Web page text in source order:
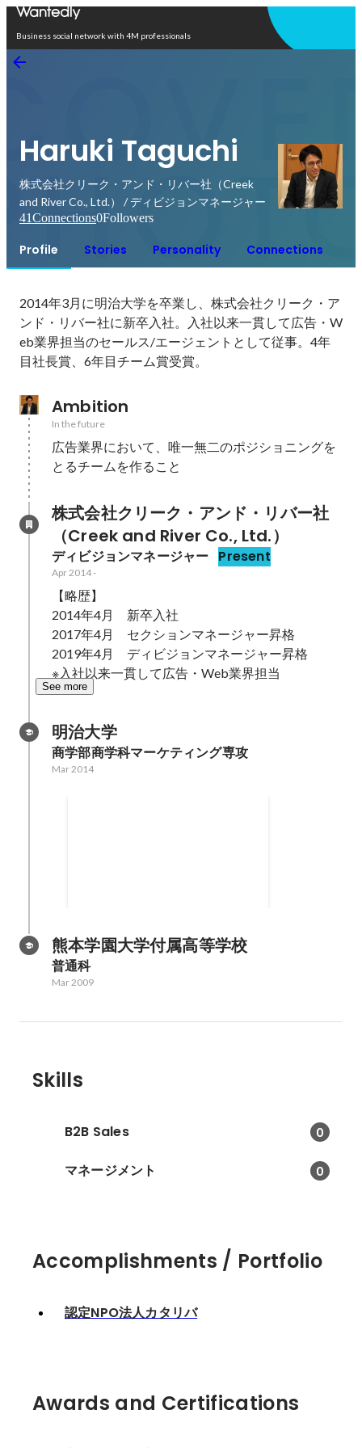
Business social network with 4M professionals
Haruki Taguchi
株式会社クリーク・アンド・リバー社（Creek
and River Co., Ltd.） / ディビジョンマネージャー
41Connections0Followers
Profile Stories Personality Connections
2014年3月に明治大学を卒業し、株式会社クリーク・ア
ンド・リバー社に新卒入社。入社以来一貫して広告・W
eb業界担当のセールス/エージェントとして従事。4年
目社長賞、6年目チーム賞受賞。
Ambition
In the future
広告業界において、唯一無二のポジショニングを
とるチームを作ること
株式会社クリーク・アンド・リバー社
（Creek and River Co., Ltd.）
ディビジョンマネージャー Present
Apr 2014-
【略歴】
2014年4月　新卒入社
2017年4月　セクションマネージャー昇格
2019年4月　ディビジョンマネージャー昇格
※入社以来一貫して広告・Web業界担当
See more
明治大学
商学部商学科マーケティング専攻
Mar 2014
熊本学園大学付属高等学校
普通科
Mar 2009
Skills
B2B Sales 0
マネージメント 0
Accomplishments / Portfolio
認定NPO法人カタリバ
Awards and Certifications